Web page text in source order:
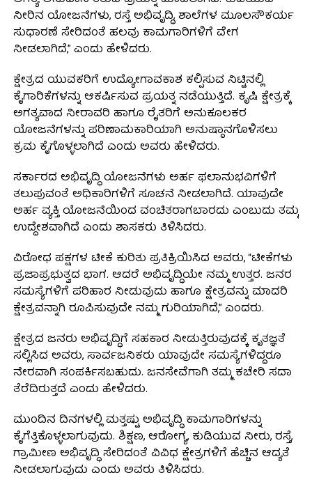
ನೀರಿನ ಯೋಜನೆಗಳು, ರಸ್ತೆ ಅಭಿವೃದ್ಧಿ, ಶಾಲೆಗಳ ಮೂಲಸೌಕರ್ಯ
ಸುಧಾರಣೆ ಸೇರಿದಂತೆ ಹಲವು ಕಾಮಗಾರಿಗಳಿಗೆ ವೇಗ
ನೀಡಲಾಗಿದೆ,” ಎಂದು ಹೇಳಿದರು.
ಕ್ಷೇತ್ರದ ಯುವಕರಿಗೆ ಉದ್ಯೋಗಾವಕಾಶ ಕಲ್ಪಿಸುವ ನಿಟ್ಟಿನಲ್ಲಿ
ಕೈಗಾರಿಕೆಗಳನ್ನು ಆಕರ್ಷಿಸುವ ಪ್ರಯತ್ನ ನಡೆಯುತ್ತಿದೆ. ಕೃಷಿ ಕ್ಷೇತ್ರಕ್ಕೆ
ಅಗತ್ಯವಾದ ನೀರಾವರಿ ಹಾಗೂ ರೈತರಿಗೆ ಅನುಕೂಲಕರ
ಯೋಜನೆಗಳನ್ನು ಪರಿಣಾಮಕಾರಿಯಾಗಿ ಅನುಷ್ಠಾನಗೊಳಿಸಲು
ಕ್ರಮ ಕೈಗೊಳ್ಳಲಾಗಿದೆ ಎಂದು ಅವರು ಹೇಳಿದರು.
ಸರ್ಕಾರದ ಅಭಿವೃದ್ಧಿ ಯೋಜನೆಗಳು ಅರ್ಹ ಫಲಾನುಭವಿಗಳಿಗೆ
ತಲುಪುವಂತೆ ಅಧಿಕಾರಿಗಳಿಗೆ ಸೂಚನೆ ನೀಡಲಾಗಿದೆ. ಯಾವುದೇ
ಅರ್ಹ ವ್ಯಕ್ತಿ ಯೋಜನೆಯಿಂದ ವಂಚಿತರಾಗಬಾರದು ಎಂಬುದು ತಮ್ಮ
ಉದ್ದೇಶವಾಗಿದೆ ಎಂದು ಶಾಸಕರು ತಿಳಿಸಿದರು.
ವಿರೋಧ ಪಕ್ಷಗಳ ಟೀಕೆ ಕುರಿತು ಪ್ರತಿಕ್ರಿಯಿಸಿದ ಅವರು, “ಟೀಕೆಗಳು
ಪ್ರಜಾಪ್ರಭುತ್ವದ ಭಾಗ. ಆದರೆ ಅಭಿವೃದ್ಧಿಯೇ ನಮ್ಮ ಉತ್ತರ. ಜನರ
ಸಮಸ್ಯೆಗಳಿಗೆ ಪರಿಹಾರ ನೀಡುವುದು ಹಾಗೂ ಕ್ಷೇತ್ರವನ್ನು ಮಾದರಿ
ಕ್ಷೇತ್ರವನ್ನಾಗಿ ರೂಪಿಸುವುದೇ ನಮ್ಮ ಗುರಿಯಾಗಿದೆ,” ಎಂದರು.
ಕ್ಷೇತ್ರದ ಜನರು ಅಭಿವೃದ್ಧಿಗೆ ಸಹಕಾರ ನೀಡುತ್ತಿರುವುದಕ್ಕೆ ಕೃತಜ್ಞತೆ
ಸಲ್ಲಿಸಿದ ಅವರು, ಸಾರ್ವಜನಿಕರು ಯಾವುದೇ ಸಮಸ್ಯೆಗಳಿದ್ದರೂ
ನೇರವಾಗಿ ಸಂಪರ್ಕಿಸಬಹುದು. ಜನಸೇವೆಗಾಗಿ ತಮ್ಮ ಕಚೇರಿ ಸದಾ
ತೆರೆದಿರುತ್ತದೆ ಎಂದು ಹೇಳಿದರು.
ಮುಂದಿನ ದಿನಗಳಲ್ಲಿ ಮತ್ತಷ್ಟು ಅಭಿವೃದ್ಧಿ ಕಾಮಗಾರಿಗಳನ್ನು
ಕೈಗೆತ್ತಿಕೊಳ್ಳಲಾಗುವುದು. ಶಿಕ್ಷಣ, ಆರೋಗ್ಯ, ಕುಡಿಯುವ ನೀರು, ರಸ್ತೆ,
ಗ್ರಾಮೀಣ ಅಭಿವೃದ್ಧಿ ಸೇರಿದಂತೆ ವಿವಿಧ ಕ್ಷೇತ್ರಗಳಿಗೆ ಹೆಚ್ಚಿನ ಆದ್ಯತೆ
ನೀಡಲಾಗುವುದು ಎಂದು ಅವರು ತಿಳಿಸಿದರು.